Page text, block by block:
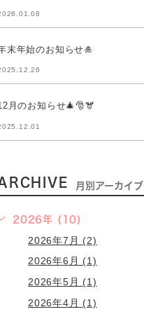
末年始のお知らせ🎍
月のお知らせ🎄🎅🫎
月別アーカイブ
2026年 (10)
2026年7月 (2)
2026年6月 (1)
2026年5月 (1)
2026年4月 (1)